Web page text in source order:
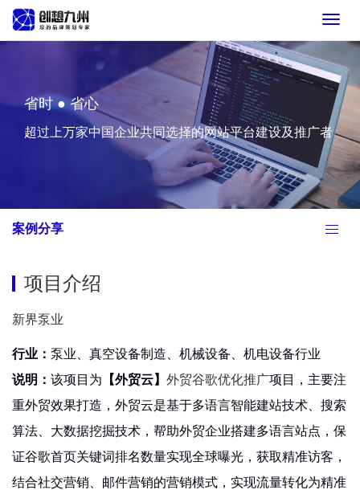
省时 ● 省心
超过上万家中国企业共同选择的网站平台建设及推广者
案例分享
项目介绍
新界泵业
行业： 泵业、真空设备制造、机械设备、机电设备行业
说明： 该项目为 【外贸云】 外贸谷歌优化推广项目，主要注
重外贸效果打造，外贸云是基于多语言智能建站技术、搜索
算法、大数据挖掘技术，帮助外贸企业搭建多语言站点，保
证谷歌首页关键词排名数量实现全球曝光，获取精准访客，
结合社交营销、邮件营销的营销模式，实现流量转化为精准